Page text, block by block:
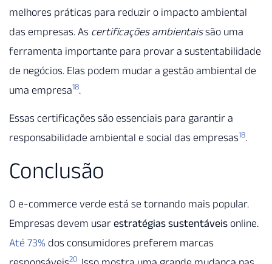
melhores práticas para reduzir o impacto ambiental
das empresas. As certificações ambientaissão uma
ferramenta importante para provar a sustentabilidade
de negócios. Elas podem mudar a gestão ambiental de
uma empresa18.
Essas certificações são essenciais para garantir a
responsabilidade ambiental e social das empresas18.
Conclusão
O e-commerce verde está se tornando mais popular.
Empresas devem usar estratégias sustentáveis online.
Até 73% dos consumidores preferem marcas
20